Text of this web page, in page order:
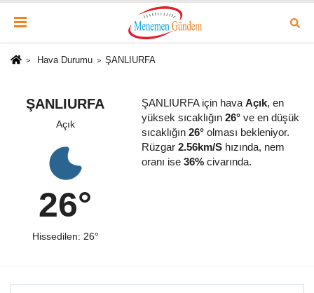
Hava Durumu ŞANLIURFA
ŞANLIURFA
Açık
26°
Hissedilen: 26°
ŞANLIURFA için hava Açık, en
yüksek sıcaklığın 26°ve en düşük
sıcaklığın 26°olması bekleniyor.
Rüzgar 2.56km/Shızında, nem
oranı ise 36%civarında.